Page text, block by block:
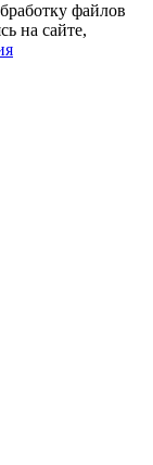
файлов
на сайте,